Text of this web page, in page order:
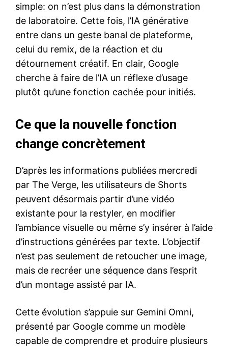
simple: on n’est plus dans la démonstration
de laboratoire. Cette fois, l’IA générative
entre dans un geste banal de plateforme,
celui du remix, de la réaction et du
détournement créatif. En clair, Google
cherche à faire de l’IA un réflexe d’usage
plutôt qu’une fonction cachée pour initiés.
Ce que la nouvelle fonction
change concrètement
D’après les informations publiées mercredi
par The Verge, les utilisateurs de Shorts
peuvent désormais partir d’une vidéo
existante pour la restyler, en modifier
l’ambiance visuelle ou même s’y insérer à l’aide
d’instructions générées par texte. L’objectif
n’est pas seulement de retoucher une image,
mais de recréer une séquence dans l’esprit
d’un montage assisté par IA.
Cette évolution s’appuie sur Gemini Omni,
présenté par Google comme un modèle
capable de comprendre et produire plusieurs